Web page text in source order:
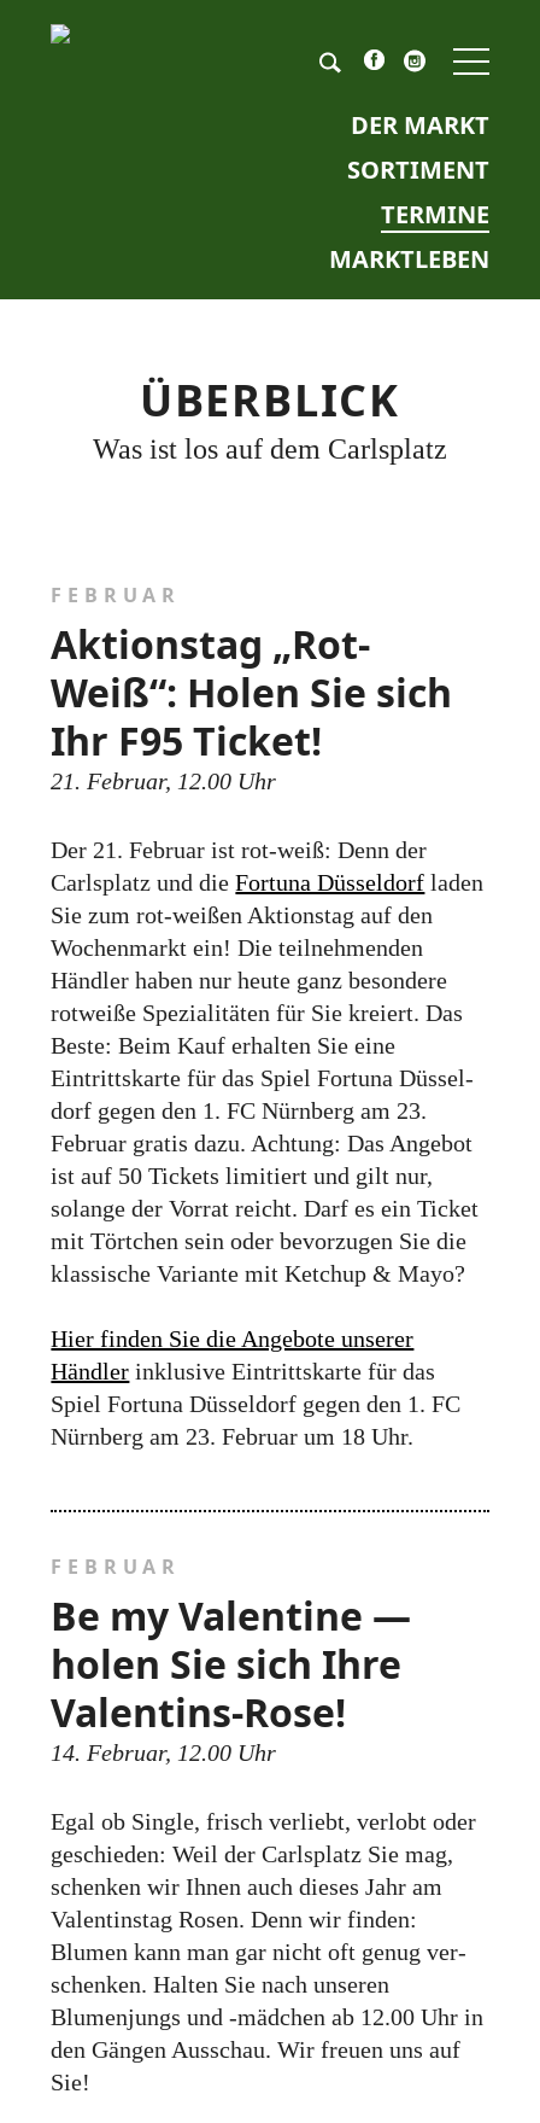
DER MARKT
SORTIMENT
TERMINE
MARKTLEBEN
Pflichtfeld
Keyword *
ÜBERBLICK
Was ist los auf dem Carlsplatz
FEBRUAR
Aktionstag „Rot-
Weiß“: Holen Sie sich
Ihr F95 Ticket!
21. Februar, 12.00 Uhr
Der 21. Februar ist rot-weiß: Denn der
Carls­platz und dieFortuna Düsseldorf laden
Sie zum rot­-weißen Aktions­tag auf den
Wochen­markt ein! Die teil­nehmenden
Händler haben nur heute ganz besondere
rot­weiße Speziali­täten für Sie kreiert. Das
Beste: Beim Kauf erhalten Sie eine
Eintritts­karte für das Spiel Fortuna Düssel­
dorf gegen den 1. FC Nürn­berg am 23.
Februar gratis dazu. Achtung: Das Angebot
ist auf 50 Tickets limitiert und gilt nur,
solange der Vorrat reicht. Darf es ein Ticket
mit Tört­chen sein oder bevor­zugen Sie die
klassische Variante mit Ketchup & Mayo?
Hier finden Sie die Angebote unserer
Händler inklusive Eintritts­karte für das
Spiel Fortuna Düsseldorf gegen den 1. FC
Nürnberg am 23. Februar um 18 Uhr.
FEBRUAR
Be my Valentine —
holen Sie sich Ihre
Valentins-Rose!
14. Februar, 12.00 Uhr
Egal ob Single, frisch verliebt, verlobt oder
geschieden: Weil der Carls­platz Sie mag,
schenken wir Ihnen auch dieses Jahr am
Valentins­tag Rosen. Denn wir finden:
Blumen kann man gar nicht oft genug ver­
schenken. Halten Sie nach unseren
Blumenjungs und -mädchen ab 12.00 Uhr in
den Gängen Ausschau. Wir freuen uns auf
Sie!